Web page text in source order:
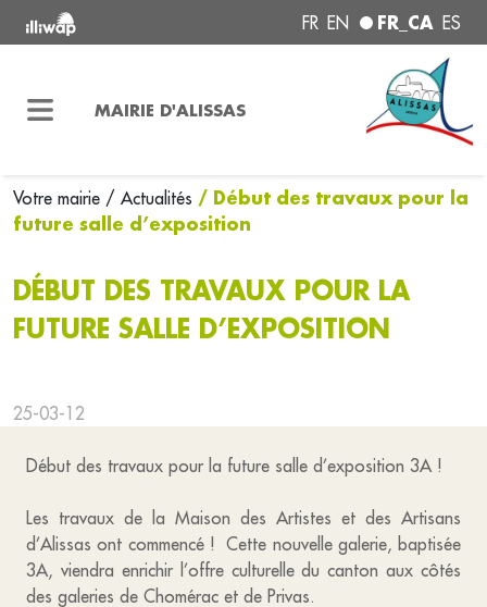
FR EN FR_CA ES
MAIRIE D'ALISSAS
Votre mairie / Actualités / Début des travaux pour la
future salle d’exposition
DÉBUT DES TRAVAUX POUR LA
FUTURE SALLE D’EXPOSITION
25-03-12
Début des travaux pour la future salle d’exposition 3A !
Les travaux de la Maison des Artistes et des Artisans
d’Alissas ont commencé ! Cette nouvelle galerie, baptisée
3A, viendra enrichir l’offre culturelle du canton aux côtés
des galeries de Chomérac et de Privas.